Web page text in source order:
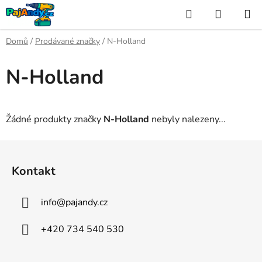
Přejít
na
obsah
Hledat
KOŠÍK
Domů / Prodávané značky / N-Holland
N-Holland
Žádné produkty značky N-Holland nebyly nalezeny...
Kontakt
info@pajandy.cz
+420 734 540 530